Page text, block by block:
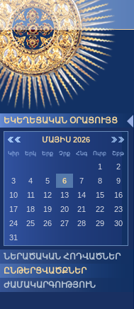
ԵԿԵՂԵՑԱԿԱՆ ՕՐԱՑՈՒՅՑ
ՄԱՅԻՍ 2026
Կիր Երկ Երք Չրք Հնգ Ուրբ Շբթ
1
2
3
4 5 6 7 8
9
10
11 12 13 14 15
16
17
18 19 20 21 22
23
24
25 26 27 28 29
30
31
ՆԵՐԱԾԱԿԱՆ ՀՈԴՎԱԾՆԵՐ
ԸՆԹԵՐՑՎԱԾՔՆԵՐ
ԺԱՄԱԿԱՐԳՈՒԹՅՈՒՆ